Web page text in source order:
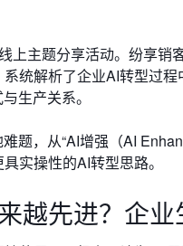
上主题分享活动。纷享
统解析了企业AI转型过
生产关系。
，从“AI增强（AI
实操性的AI转型思路。
越先进？ 企业